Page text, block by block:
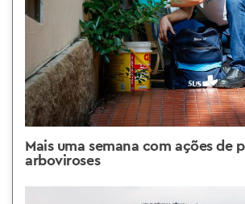
Mais uma semana com ações de
arboviroses